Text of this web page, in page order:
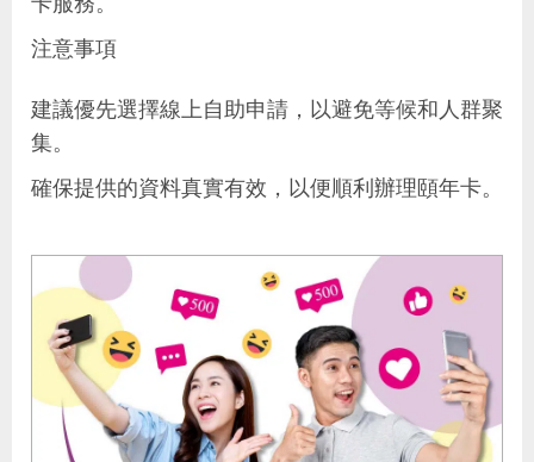
注意事項
建議優先選擇線上自助申請，以避免等候和人群聚
集。
確保提供的資料真實有效，以便順利辦理頤年卡。